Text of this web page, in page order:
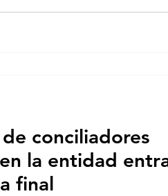
conciliadores
la entidad
final